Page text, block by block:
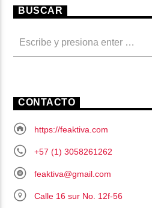
BUSCAR
CONTACTO
https://feaktiva.com
+57 (1) 3058261262
feaktiva@gmail.com
Calle 16 sur No. 12f-56